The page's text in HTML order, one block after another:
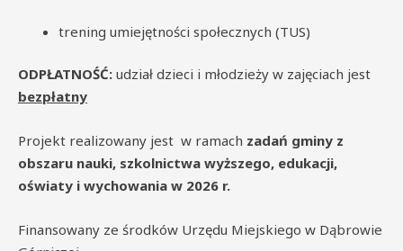
trening umiejętności społecznych (TUS)
ODPŁATNOŚĆ: udział dzieci i młodzieży w zajęciach jest
bezpłatny
Projekt realizowany jest w ramach zadań gminy z
obszaru nauki, szkolnictwa wyższego, edukacji,
oświaty i wychowania w 2026 r.
Finansowany ze środków Urzędu Miejskiego w Dąbrowie